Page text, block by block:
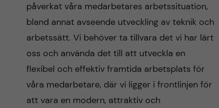
påverkat våra medarbetares arbetssituation,
bland annat avseende utveckling av teknik och
arbetssätt. Vi behöver ta tillvara det vi har lärt
oss och använda det till att utveckla en
flexibel och effektiv framtida arbetsplats för
våra medarbetare, där vi ligger i frontlinjen för
att vara en modern, attraktiv och